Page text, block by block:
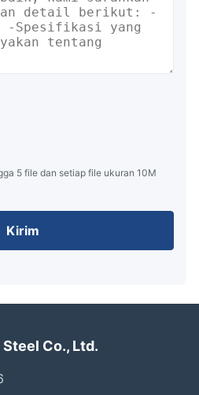
5 file dan setiap file ukuran 10M
Kirim
Co., Ltd.